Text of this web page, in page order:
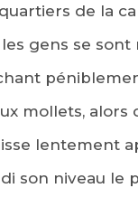
de la
gens se sont
mollets, alors
lentement
son niveau le